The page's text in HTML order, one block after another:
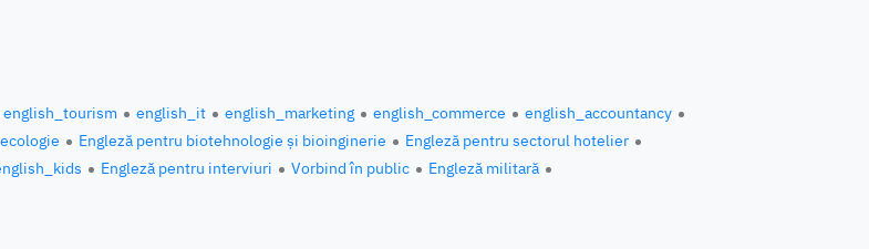
english_tourism english_it english_marketing english_commerce
english_accountancy
Engleză pentru biotehnologie și bioinginerie
Engleză pentru sectorul hotelier
Engleză pentru interviuri Vorbind în public
Engleză militară